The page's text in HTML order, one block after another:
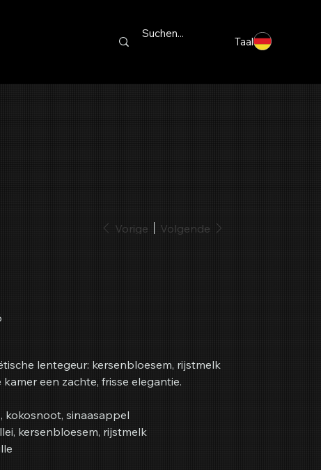
Taal
Vorige Volgende
lentegeur: kersenbloesem, rijstmelk
een zachte, frisse elegantie.
kokosnoot, sinaasappel
kersenbloesem, rijstmelk